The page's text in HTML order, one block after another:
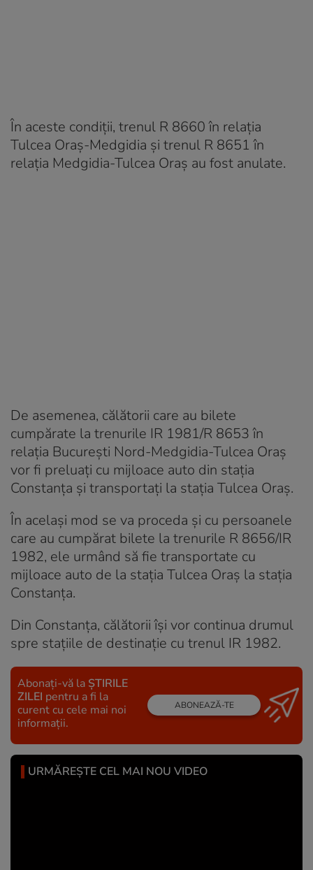
În aceste condiții, trenul R 8660 în relația
Tulcea Oraș-Medgidia și trenul R 8651 în
relația Medgidia-Tulcea Oraș au fost anulate.
De asemenea, călătorii care au bilete
cumpărate la trenurile IR 1981/R 8653 în
relația București Nord-Medgidia-Tulcea Oraș
vor fi preluați cu mijloace auto din stația
Constanța și transportați la stația Tulcea Oraș.
În același mod se va proceda și cu persoanele
care au cumpărat bilete la trenurile R 8656/IR
1982, ele urmând să fie transportate cu
mijloace auto de la stația Tulcea Oraș la stația
Constanța.
Din Constanța, călătorii își vor continua drumul
spre stațiile de destinație cu trenul IR 1982.
Abonați-vă la ȘTIRILE
ZILEI pentru a fi la
curent cu cele mai noi
informații.
ABONEAZĂ-TE
URMĂREȘTE CEL MAI NOU VIDEO